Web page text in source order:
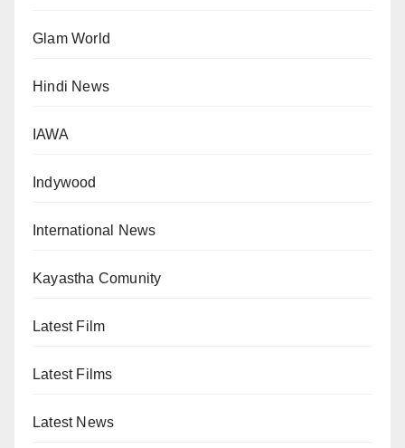
Glam World
Hindi News
IAWA
Indywood
International News
Kayastha Comunity
Latest Film
Latest Films
Latest News